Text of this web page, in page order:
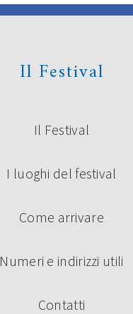
Il Festival
Il Festival
I luoghi del festival
Come arrivare
Numeri e indirizzi utili
Contatti